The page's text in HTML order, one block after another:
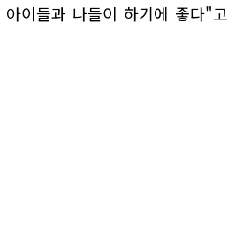
이들과 나들이 하기에 좋다"고